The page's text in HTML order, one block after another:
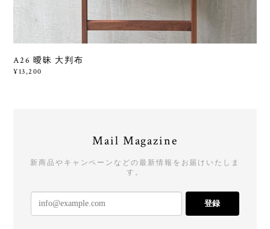
A26 曖昧 大判布
¥13,200
Mail Magazine
新商品やキャンペーンなどの最新情報をお届けいたしま
す。
登録